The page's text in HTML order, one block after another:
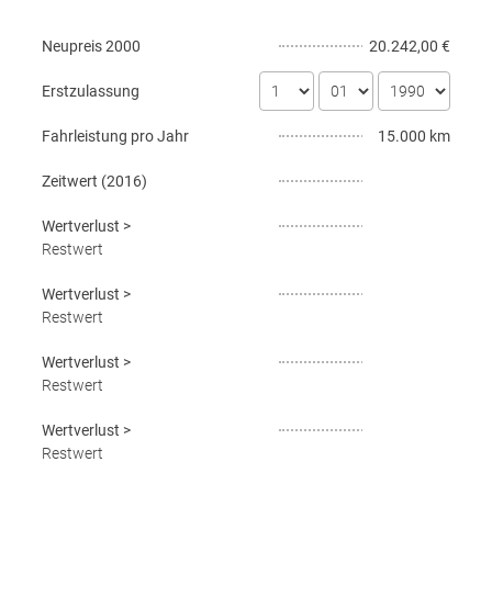
Neupreis2000 20.242,00 €
Erstzulassung
Fahrleistung pro Jahr 15.000 km
Zeitwert (2016)
Wertverlust >
Restwert
Wertverlust >
Restwert
Wertverlust >
Restwert
Wertverlust >
Restwert